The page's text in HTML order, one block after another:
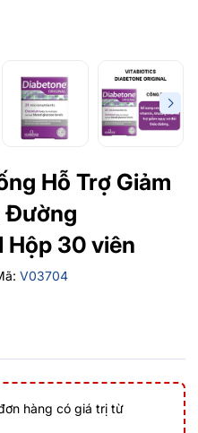
Hỗ Trợ Giảm
Đường
Hộp 30 viên
V03704
hàng có giá trị từ